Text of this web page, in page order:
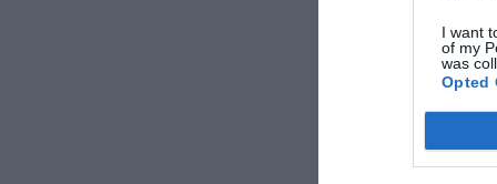
I want
of my
was
Opted
Séjour d'affaires
Mai 2011